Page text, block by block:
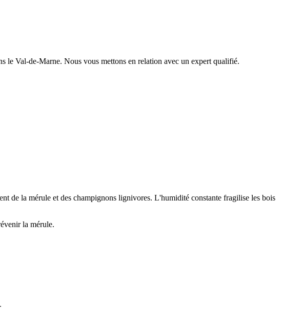
le Val-de-Marne. Nous vous mettons en relation avec un expert qualifié.
de la mérule et des champignons lignivores. L'humidité constante fragilise les bois
la mérule.